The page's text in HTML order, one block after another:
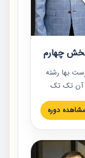
چهارم
بها رشته
آن تک تک
است. این
عملیات
مهندسی
و به تمام
مشاهده دوره